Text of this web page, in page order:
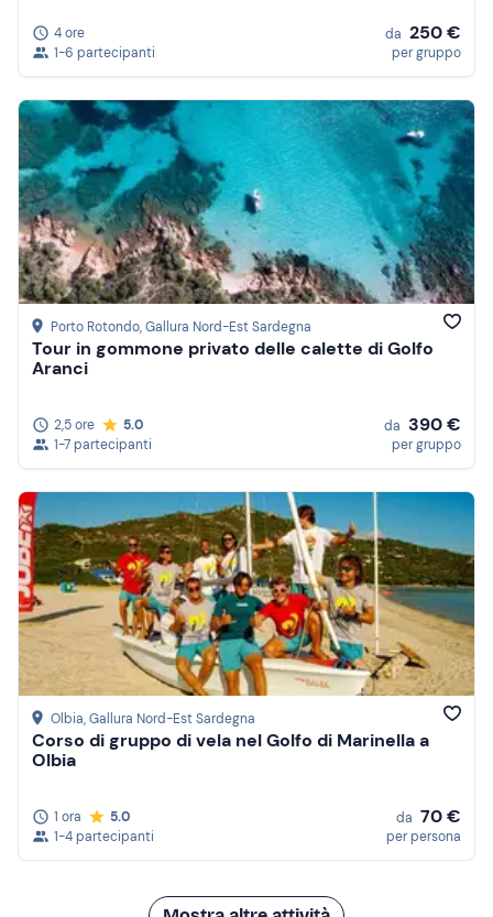
4 ore
1-6 partecipanti
da 250 €
per gruppo
Porto Rotondo, Gallura Nord-Est Sardegna
Tour in gommone privato delle calette di Golfo
Aranci
2,5 ore
5.0
1-7 partecipanti
da 390 €
per gruppo
Olbia, Gallura Nord-Est Sardegna
Corso di gruppo di vela nel Golfo di Marinella a
Olbia
1 ora
5.0
1-4 partecipanti
da 70 €
per persona